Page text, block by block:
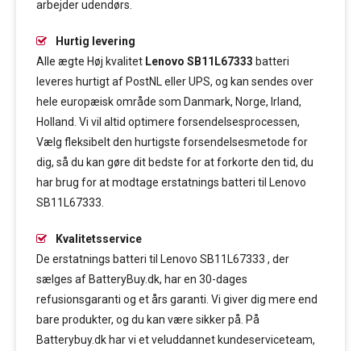
arbejder udendørs.
Hurtig levering
Alle ægte Høj kvalitet Lenovo SB11L67333 batteri
leveres hurtigt af PostNL eller UPS, og kan sendes over
hele europæisk område som Danmark, Norge, Irland,
Holland. Vi vil altid optimere forsendelsesprocessen,
Vælg fleksibelt den hurtigste forsendelsesmetode for
dig, så du kan gøre dit bedste for at forkorte den tid, du
har brug for at modtage erstatnings batteri til Lenovo
SB11L67333.
Kvalitetsservice
De erstatnings batteri til Lenovo SB11L67333 , der
sælges af BatteryBuy.dk, har en 30-dages
refusionsgaranti og et års garanti. Vi giver dig mere end
bare produkter, og du kan være sikker på. På
Batterybuy.dk har vi et veluddannet kundeserviceteam,